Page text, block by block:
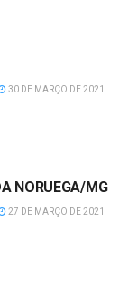
30 DE MARÇO DE 2021
NORUEGA/MG
27 DE MARÇO DE 2021